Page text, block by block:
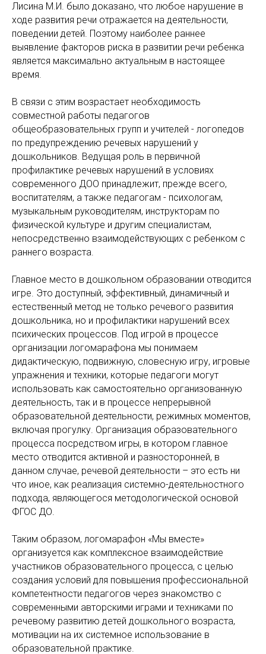
Лисина М.И. было доказано, что любое нарушение в
ходе развития речи отражается на деятельности,
поведении детей. Поэтому наиболее раннее
выявление факторов риска в развитии речи ребенка
является максимально актуальным в настоящее
время.
В связи с этим возрастает необходимость
совместной работы педагогов
общеобразовательных групп и учителей - логопедов
по предупреждению речевых нарушений у
дошкольников. Ведущая роль в первичной
профилактике речевых нарушений в условиях
современного ДОО принадлежит, прежде всего,
воспитателям, а также педагогам - психологам,
музыкальным руководителям, инструкторам по
физической культуре и другим специалистам,
непосредственно взаимодействующих с ребенком с
раннего возраста.
Главное место в дошкольном образовании отводится
игре. Это доступный, эффективный, динамичный и
естественный метод не только речевого развития
дошкольника, но и профилактики нарушений всех
психических процессов. Под игрой в процессе
организации логомарафона мы понимаем
дидактическую, подвижную, словесную игру, игровые
упражнения и техники, которые педагоги могут
использовать как самостоятельно организованную
деятельность, так и в процессе непрерывной
образовательной деятельности, режимных моментов,
включая прогулку. Организация образовательного
процесса посредством игры, в котором главное
место отводится активной и разносторонней, в
данном случае, речевой деятельности – это есть ни
что иное, как реализация системно-деятельностного
подхода, являющегося методологической основой
ФГОС ДО.
Таким образом, логомарафон «Мы вместе»
организуется как комплексное взаимодействие
участников образовательного процесса, с целью
создания условий для повышения профессиональной
компетентности педагогов через знакомство с
современными авторскими играми и техниками по
речевому развитию детей дошкольного возраста,
мотивации на их системное использование в
образовательной практике.